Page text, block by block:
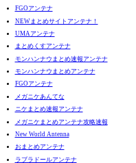
FGOアンテナ
NEWまとめサイトアンテナ！
UMAアンテナ
まとめくすアンテナ
モンハンナウまとめ速報アンテナ
モンハンナウまとめアンテナ
FGOアンテナ
メガニケあんてな
ニケまとめ速報アンテナ
メガニケまとめアンテナ攻略速報
New World Antenna
おまとめアンテナ
ラブラドールアンテナ